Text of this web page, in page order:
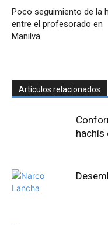
Poco seguimiento de la
entre el profesorado en
Manilva
Artículos relacionados
hachís